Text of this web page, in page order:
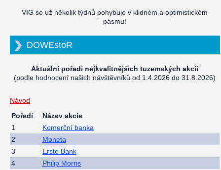
VIG se už několik týdnů pohybuje v klidném a optimistickém
pásmu!
DOWEstoR
Aktuální pořadí nejkvalitnějších tuzemských akcií
(podle hodnocení našich návštěvníků od 1.4.2026 do 31.8.2026)
Návod
Pořadí
Název akcie
1
Komerční banka
2
Moneta
3
Erste Bank
4
Philip Morris